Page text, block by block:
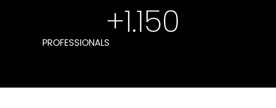
+1.150
PROFESSIONALS